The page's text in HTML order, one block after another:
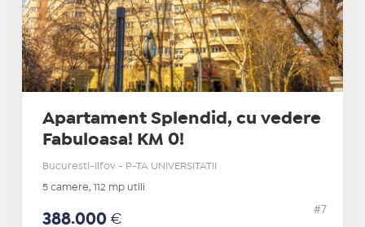
Apartament Splendid, cu vedere
Fabuloasa! KM 0!
Bucuresti-Ilfov - P-TA UNIVERSITATII
5 camere, 112 mp utili
388.000 €
#7